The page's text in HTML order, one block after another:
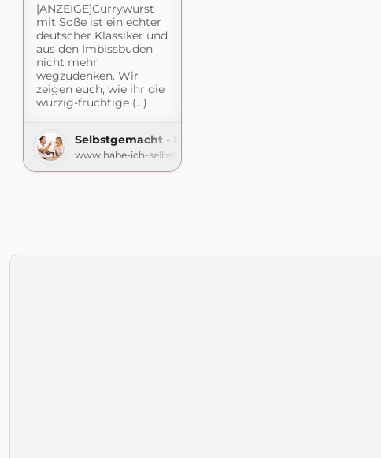
[ANZEIGE]Currywurst
mit Soße ist ein echter
deutscher Klassiker und
aus den Imbissbuden
nicht mehr
wegzudenken. Wir
zeigen euch, wie ihr die
würzig-fruchtige (...)
Selbstgemacht - Der Foodblog
www.habe-ich-selbstgemacht.de